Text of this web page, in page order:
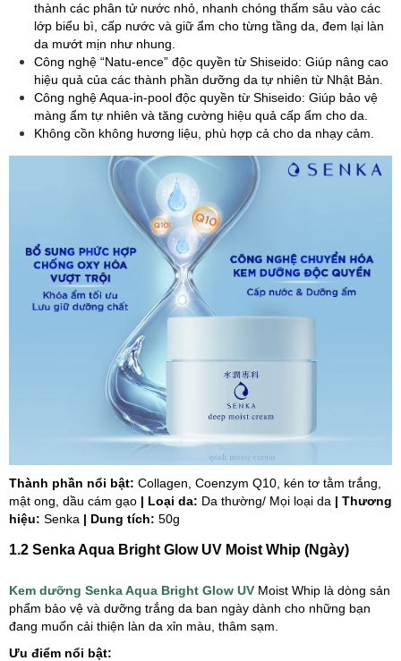
thành các phân tử nước nhỏ, nhanh chóng thấm sâu vào các
lớp biểu bì, cấp nước và giữ ẩm cho từng tầng da, đem lại làn
da mướt mịn như nhung.
Công nghệ “Natu-ence” độc quyền từ Shiseido: Giúp nâng cao
hiệu quả của các thành phần dưỡng da tự nhiên từ Nhật Bản.
Công nghệ Aqua-in-pool độc quyền từ Shiseido: Giúp bảo vệ
màng ẩm tự nhiên và tăng cường hiệu quả cấp ẩm cho da.
Không cồn không hương liệu, phù hợp cả cho da nhạy cảm.
Thành phần nổi bật: Collagen, Coenzym Q10, kén tơ tằm trắng,
mật ong, dầu cám gạo | Loại da: Da thường/ Mọi loại da | Thương
hiệu: Senka | Dung tích: 50g
1.2 Senka Aqua Bright Glow UV Moist Whip (Ngày)
Kem dưỡng Senka Aqua Bright Glow UV Moist Whip là dòng sản
phẩm bảo vệ và dưỡng trắng da ban ngày dành cho những bạn
đang muốn cải thiện làn da xỉn màu, thâm sạm.
Ưu điểm nổi bật: